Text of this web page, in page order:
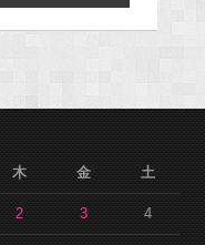
木 金 土
2 3 4